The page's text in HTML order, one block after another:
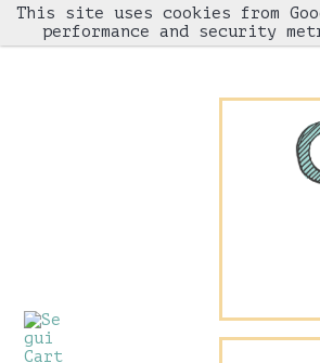
This site uses cookies from
performance and security